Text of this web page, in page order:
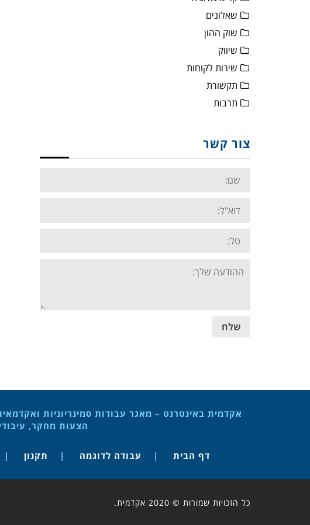
שאלונים
שוק ההון
שיווק
שירות לקוחות
תקשורת
תרבות
צור קשר
Name:
Email:
Tel:
Your
message:
שלח
אקדמית באינטרנט – מאגר עבודות סמינריוניות
הצעות מחקר,
דף הבית עבודה לדוגמה תקנון
כל הזכויות שמורות © 2020 אקדמית.